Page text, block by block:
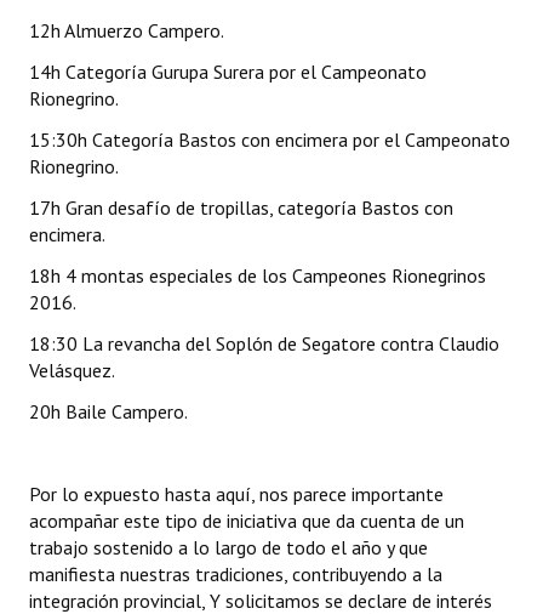
12h Almuerzo Campero.
14h Categoría Gurupa Surera por el Campeonato
Rionegrino.
15:30h Categoría Bastos con encimera por el Campeonato
Rionegrino.
17h Gran desafío de tropillas, categoría Bastos con
encimera.
18h 4 montas especiales de los Campeones Rionegrinos
2016.
18:30 La revancha del Soplón de Segatore contra Claudio
Velásquez.
20h Baile Campero.
Por lo expuesto hasta aquí, nos parece importante
acompañar este tipo de iniciativa que da cuenta de un
trabajo sostenido a lo largo de todo el año y que
manifiesta nuestras tradiciones, contribuyendo a la
integración provincial, Y solicitamos se declare de interés